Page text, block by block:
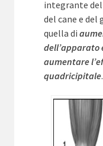
integrante
del cane e del
quella di
dell’apparato
aumentare
quadricipitale.